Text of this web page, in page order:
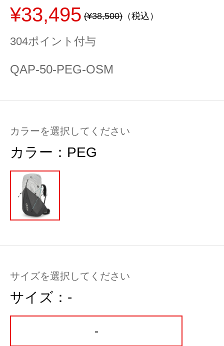
¥33,495 (¥38,500) （税込）
304ポイント付与
QAP-50-PEG-OSM
カラーを選択してください
カラー： PEG
サイズを選択してください
サイズ： -
-